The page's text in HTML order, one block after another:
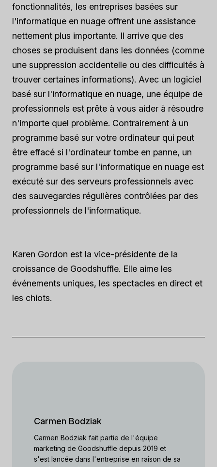
fonctionnalités, les entreprises basées sur
l'informatique en nuage offrent une assistance
nettement plus importante. Il arrive que des
choses se produisent dans les données (comme
une suppression accidentelle ou des difficultés à
trouver certaines informations). Avec un logiciel
basé sur l'informatique en nuage, une équipe de
professionnels est prête à vous aider à résoudre
n'importe quel problème. Contrairement à un
programme basé sur votre ordinateur qui peut
être effacé si l'ordinateur tombe en panne, un
programme basé sur l'informatique en nuage est
exécuté sur des serveurs professionnels avec
des sauvegardes régulières contrôlées par des
professionnels de l'informatique.
Karen Gordon est la vice-présidente de la
croissance de Goodshuffle. Elle aime les
événements uniques, les spectacles en direct et
les chiots.
Carmen Bodziak
Carmen Bodziak fait partie de l'équipe
marketing de Goodshuffle depuis 2019 et
s'est lancée dans l'entreprise en raison de sa